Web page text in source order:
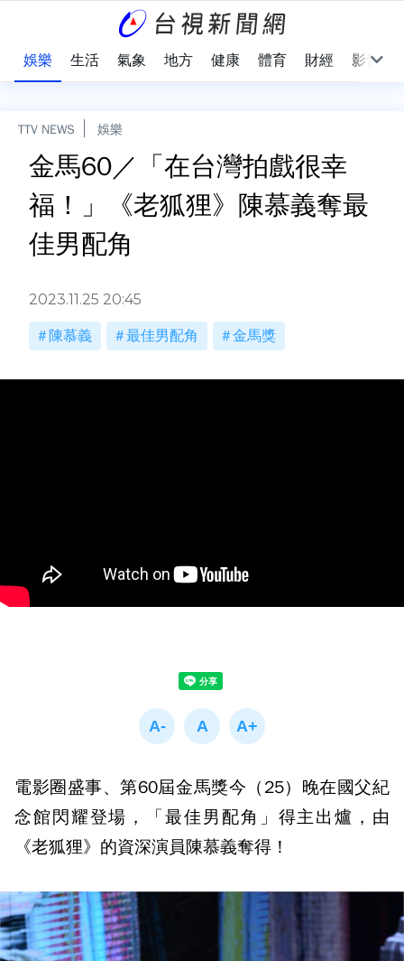
娛樂 生活 氣象 地方 健康 體育 財經 影音
TTV NEWS 娛樂
金馬60／「在台灣拍戲很幸
福！」《老狐狸》陳慕義奪最
佳男配角
2023.11.25 20:45
陳慕義 最佳男配角 金馬獎
電影圈盛事、第60屆金馬獎今（25）晚在國父紀
念館閃耀登場，「最佳男配角」得主出爐，由
《老狐狸》的資深演員陳慕義奪得！